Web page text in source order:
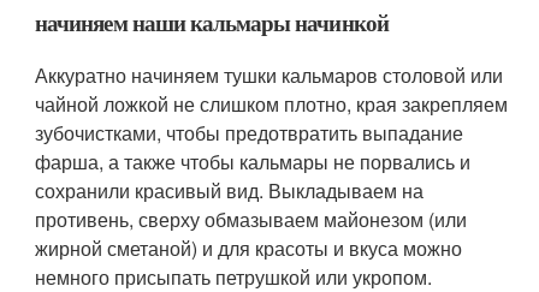
начиняем наши кальмары начинкой
Аккуратно начиняем тушки кальмаров столовой или
чайной ложкой не слишком плотно, края закрепляем
зубочистками, чтобы предотвратить выпадание
фарша, а также чтобы кальмары не порвались и
сохранили красивый вид. Выкладываем на
противень, сверху обмазываем майонезом (или
жирной сметаной) и для красоты и вкуса можно
немного присыпать петрушкой или укропом.